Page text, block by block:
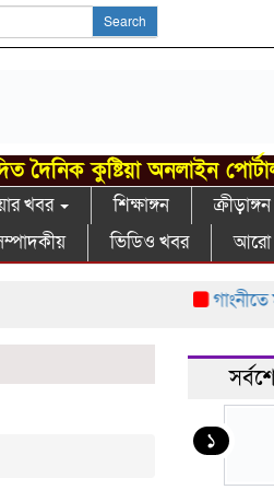
Search
দৈনিক কুষ্টিয়া অনলাইন
খবর শিক্ষাঙ্গন ক্রীড়াঙ্গন
ভিডিও খবর আরো
গাংনীতে মাটি
১